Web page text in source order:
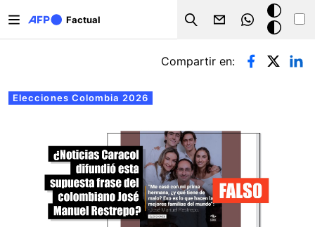
Factual
Search
Modo
oscuro
Solapas principales
Elecciones Colombia 2026
Compartir en: